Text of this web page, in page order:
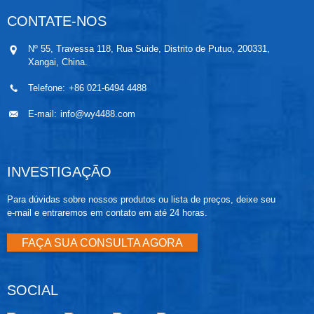
isolantes, sistema de enchimento de óleo e sensor) e
a eletrônica do sensor. Os sinais elétricos do módulo
sensor são transmitidos para a eletrônica de saída na
caixa eletrônica. A caixa eletrônica contém a placa
eletrônica de saída, os botões de ajuste local de zero
e span e o bloco de terminais.
CONTATE-NOS
Nº 55, Travessa 118, Rua Suide, Distrito de Putuo, 200331,
Xangai, China.
Telefone: +86 021-6494 4488
E-mail: info@wy4488.com
INVESTIGAÇÃO
Para dúvidas sobre nossos produtos ou lista de preços, deixe seu
e-mail e entraremos em contato em até 24 horas.
FAÇA SUA CONSULTA AGORA
SOCIAL